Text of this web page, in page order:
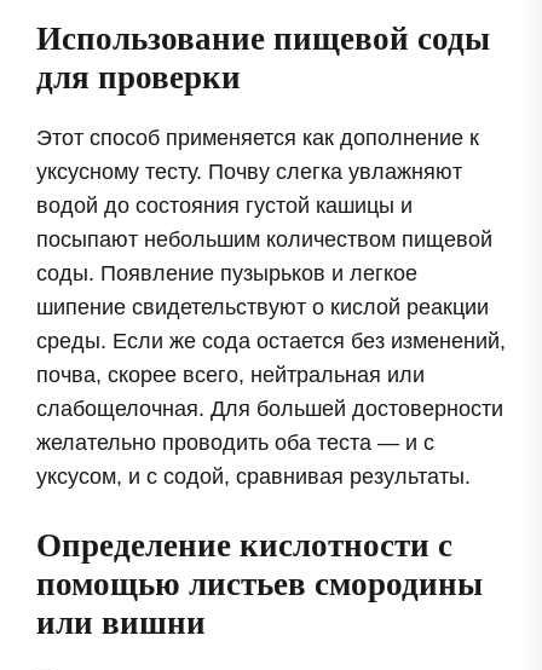
Использование пищевой соды
для проверки
Этот способ применяется как дополнение к
уксусному тесту. Почву слегка увлажняют
водой до состояния густой кашицы и
посыпают небольшим количеством пищевой
соды. Появление пузырьков и легкое
шипение свидетельствуют о кислой реакции
среды. Если же сода остается без изменений,
почва, скорее всего, нейтральная или
слабощелочная. Для большей достоверности
желательно проводить оба теста — и с
уксусом, и с содой, сравнивая результаты.
Определение кислотности с
помощью листьев смородины
или вишни